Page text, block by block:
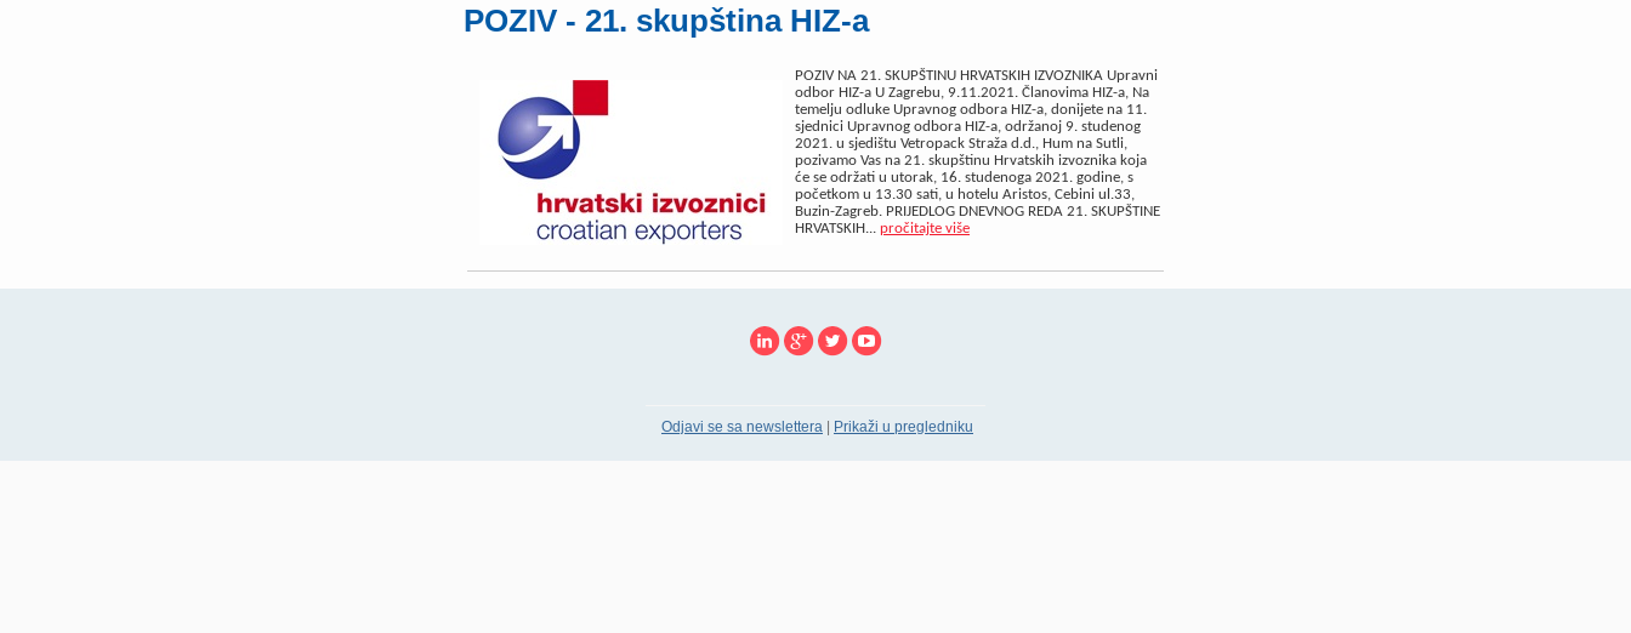
POZIV - 21. skupština HIZ-a
POZIV NA 21. SKUPŠTINU HRVATSKIH IZVOZNIKA Upravni
odbor HIZ-a U Zagrebu, 9.11.2021. Članovima HIZ-a, Na
temelju odluke Upravnog odbora HIZ-a, donijete na 11.
sjednici Upravnog odbora HIZ-a, održanoj 9. studenog
2021. u sjedištu Vetropack Straža d.d., Hum na Sutli,
pozivamo Vas na 21. skupštinu Hrvatskih izvoznika koja
će se održati u utorak, 16. studenoga 2021. godine, s
početkom u 13.30 sati, u hotelu Aristos, Cebini ul.33,
Buzin-Zagreb. PRIJEDLOG DNEVNOG REDA 21. SKUPŠTINE
HRVATSKIH... pročitajte više
Odjavi se sa newslettera Prikaži u pregledniku